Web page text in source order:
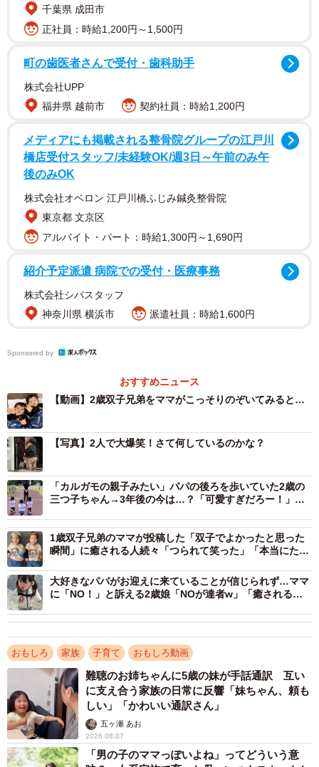
冷蔵庫の前で遊んでいるふたり（提供：@maikoneneさん）
ふたりはどうやら、手遊び歌『手をたたきましょう』を
歌っているようです。手前にいる弟くんが「手をたたきま
ちょ〜」と歌うと、お兄ちゃんが両手を上にあげて、「タ
ンタンタン」とたたきます。
上手に発音できない部分もありながらも、「わ〜らいま
ちょ（笑いましょ）」と弟くんが歌うと、お兄ちゃんはお
腹を元気よくたたきます。すると、ふたりで大爆笑！この
フレーズがとても楽しかったのか、キャッキャッと笑い声
をあげながら、何度も繰り返すふたり。
千葉県 成田市
正社員：時給1,200円～1,500円
町の歯医者さんで受付・歯科助手
株式会社UPP
福井県 越前市
契約社員：時給1,200円
メディアにも掲載される整骨院グループの江戸川
橋店受付スタッフ/未経験OK/週3日～午前のみ午
後のみOK
株式会社オベロン 江戸川橋ふじみ鍼灸整骨院
東京都 文京区
アルバイト・パート：時給1,300円～1,690円
紹介予定派遣 病院での受付・医療事務
株式会社シバスタッフ
神奈川県 横浜市
派遣社員：時給1,600円
Sponsored by
おすすめニュース
【動画】2歳双子兄弟をママがこっそりのぞいてみると…
【写真】2人で大爆笑！さて何しているのかな？
「カルガモの親子みたい」パパの後ろを歩いていた2歳の
三つ子ちゃん→3年後の今は…？「可愛すぎだろー！」
1歳双子兄弟のママが投稿した「双子でよかったと思った
瞬間」に癒される人続々「つられて笑った」「本当にたま
大好きなパパがお迎えに来ていることが信じられず…ママ
に「NO！」と訴える2歳娘「NOが達者w」「癒される
おもしろ 家族 子育て おもしろ動画
難聴のお姉ちゃんに5歳の妹が手話通訳 互い
に支え合う家族の日常に反響「妹ちゃん、頼も
しい」「かわいい通訳さん」
五ヶ瀬 あお
2026.08.07
「男の子のママっぽいよね」ってどういう意